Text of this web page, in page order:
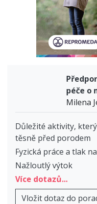
péče o
Milena
Důležité aktivity,
těsně před porodem
Fyzická práce a tlak
Nažloutlý výtok
Více dotazů...
Vložit dotaz do